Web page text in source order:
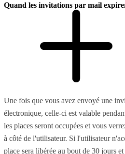
Quand les invitations par mail
Une fois que vous avez envoyé une
électronique, celle-ci est valable
les places seront occupées et vous
à côté de l'utilisateur. Si l'utilisateur
place sera libérée au bout de 30 jours